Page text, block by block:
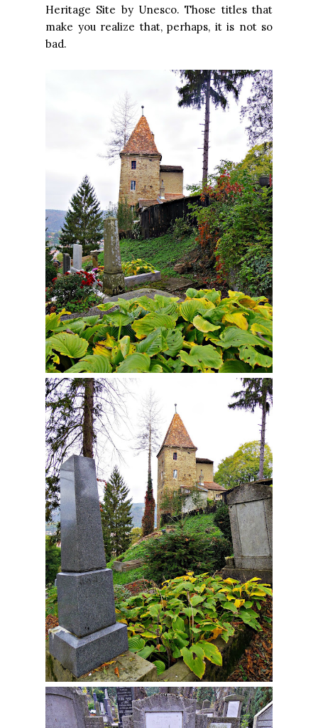
Heritage Site by Unesco. Those titles that
make you realize that, perhaps, it is not so
bad.